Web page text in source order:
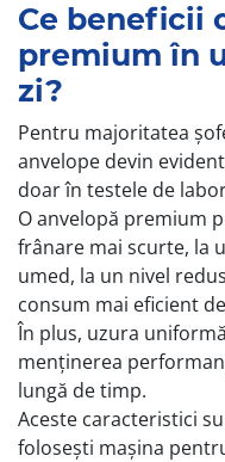
Ce beneficii
premium în
zi?
Pentru majoritatea
anvelope devin
doar în testele de
O anvelopă premium
frânare mai scurte, la
umed, la un nivel
consum mai eficient
În plus, uzura
menținerea
lungă de timp.
Aceste caracteristici
folosești mașina